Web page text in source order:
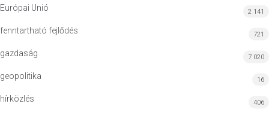
Európai Unió 2 141
fenntartható fejlődés 721
gazdaság 7 020
geopolitika 16
hírközlés 406